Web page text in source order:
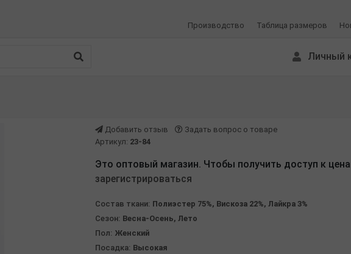
Производство Таблица размеров
Личный
Добавить отзыв
Задать вопрос о товаре
Артикул: 23-84
Это оптовый магазин. Чтобы получить доступ к
зарегистрироваться
Состав ткани: Полиэстер 75%, Вискоза 22%, Лайкра 3%
Сезон: Весна-Осень, Лето
Пол: Женский
Посадка: Высокая